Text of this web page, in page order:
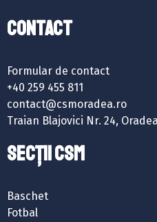
Contact
Formular de contact
+40 259 455 811
contact@csmoradea.ro
Traian Blajovici Nr. 24,
SECȚII CSM
Baschet
Fotbal